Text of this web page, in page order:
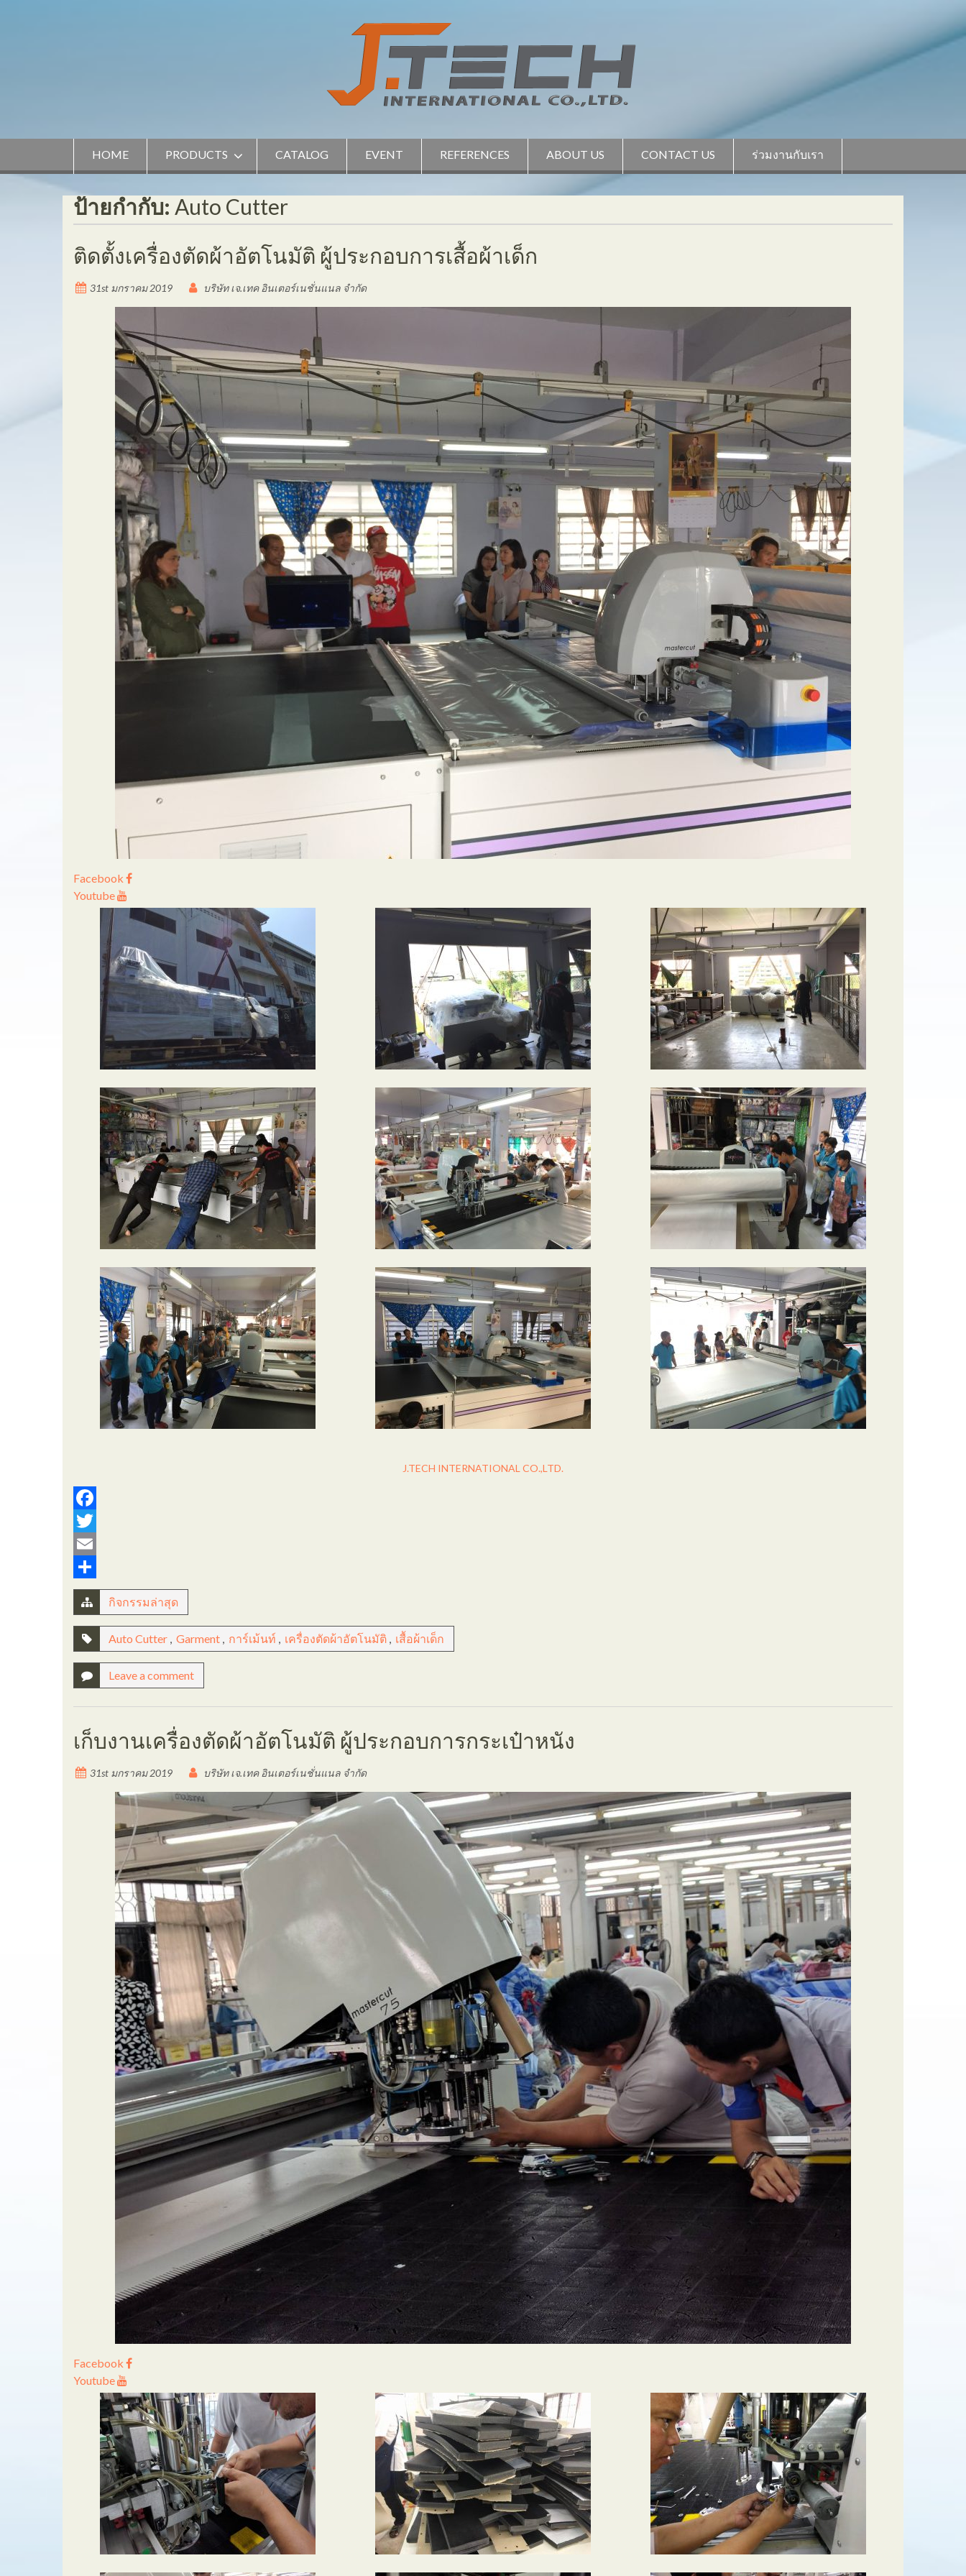
HOME PRODUCTS CATALOG EVENT REFERENCES ABOUT US CONTACT US ร่วมงานกับเรา
ป้ายกำกับ: Auto Cutter
ติดตั้งเครื่องตัดผ้าอัตโนมัติ ผู้ประกอบการเสื้อผ้าเด็ก
31st มกราคม 2019 บริษัท เจ.เทค อินเตอร์เนชั่นแนล จำกัด
Facebook
Youtube
J.TECH INTERNATIONAL CO.,LTD.
Facebook
Twitter
Email
Share
กิจกรรมล่าสุด
Auto Cutter , Garment , การ์เม้นท์ , เครื่องตัดผ้าอัตโนมัติ , เสื้อผ้าเด็ก
Leave a comment
เก็บงานเครื่องตัดผ้าอัตโนมัติ ผู้ประกอบการกระเป๋าหนัง
31st มกราคม 2019 บริษัท เจ.เทค อินเตอร์เนชั่นแนล จำกัด
Facebook
Youtube